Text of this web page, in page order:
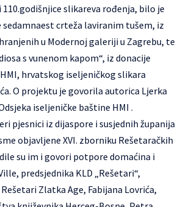
slikareva rođenja, bilo je
crteža laviranim tušem, iz
u Modernoj galeriji u Zagrebu, te
s vunenom kapom“, iz donacije
hrvatskog iseljeničkog slikara
O projektu je govorila autorica Ljerka
iseljeničke baštine HMI .
pjesnici iz dijaspore i susjednih županija
objavljene XVI. zborniku Rešetaračkih
su im i govori potpore domaćina i
predsjednika KLD „Rešetari“,
Zlatka Age, Fabijana Lovrića,